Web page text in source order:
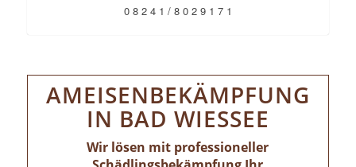
0 8 2 4 1 / 8 0 2 9 1 7 1
AMEISENBEKÄMPFUNG
IN BAD WIESSEE
Wir lösen mit professioneller